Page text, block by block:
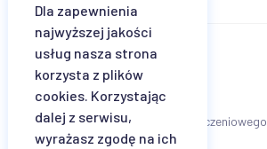
Regulamin
Klauzula informacyjna Wiener TU SA
Karta informacyjna agenta ubezpieczeniowego
Dla zapewnienia
najwyższej jakości
usług nasza strona
korzysta z plików
cookies. Korzystając
dalej z serwisu,
wyrażasz zgodę na ich